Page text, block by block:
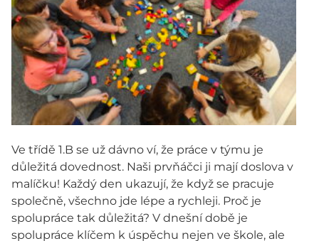
Ve třídě 1.B se už dávno ví, že práce v týmu je
důležitá dovednost. Naši prvňáčci ji mají doslova v
malíčku! Každý den ukazují, že když se pracuje
společně, všechno jde lépe a rychleji. Proč je
spolupráce tak důležitá? V dnešní době je
spolupráce klíčem k úspěchu nejen ve škole, ale